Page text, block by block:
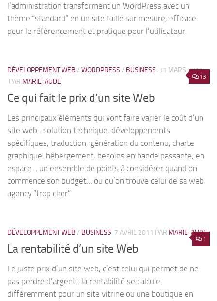
l’administration transforment un WordPress avec un
thème “standard” en un site taillé sur mesure, efficace
pour le référencement et pratique pour l’utilisateur.
13
DÉVELOPPEMENT WEB / WORDPRESS / BUSINESS 31 MARS 2011
PAR MARIE-AUDE
Ce qui fait le prix d’un site Web
Les principaux éléments qui vont faire varier le coût d’un
site web : solution technique, développements
spécifiques, traduction, génération du contenu, charte
graphique, hébergement, besoins en bande passante, en
espace… un ensemble de points à considérer quand on
commence son budget… ou qu’on trouve celui de sa web
agency “trop cher”
1
DÉVELOPPEMENT WEB / BUSINESS 7 AVRIL 2011 PAR MARIE-AUDE
La rentabilité d’un site Web
Le juste prix d’un site web, c’est celui qui permet de ne
pas perdre d’argent : la rentabilité se calcule
différemment pour un site vitrine ou une boutique en